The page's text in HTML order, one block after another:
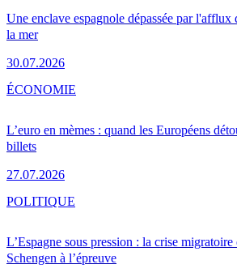
Une enclave espagnole dépassée par
la mer
30.07.2026
L’euro en mèmes : quand les Européens
billets
27.07.2026
ÉCONOMIE
L’Espagne sous pression : la crise migratoire
Schengen à l’épreuve
POLITIQUE